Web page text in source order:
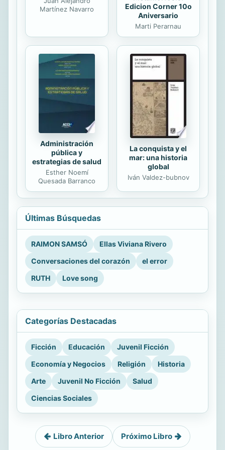
Martínez Navarro
Edicion Corner 10o
Aniversario
Marti Perarnau
Administración
pública y
estrategias de salud
Esther Noemí
Quesada Barranco
La conquista y el
mar: una historia
global
Iván Valdez-bubnov
Últimas Búsquedas
RAIMON SAMSÓ
Ellas Viviana Rivero
Conversaciones del corazón
el error
RUTH
Love song
Categorías Destacadas
Ficción Educación
Juvenil Ficción
Economía y Negocios
Religión
Historia
Arte
Juvenil No Ficción
Salud
Ciencias Sociales
Libro Anterior Próximo Libro